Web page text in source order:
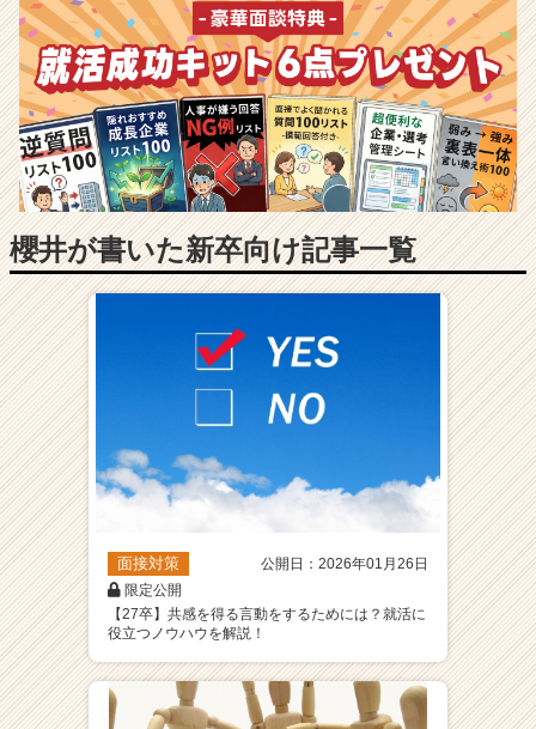
ン
チ
ャ
ー・
成
長
企
業
か
ら
ス
カ
ト
が
届
活
サ
キ
ャ
リ
ア
（C
櫻井が書いた新卒向け記事一覧
面接対策
公開日：2026年01月26日
限定公開
【27卒】共感を得る言動をするためには？就活に
役立つノウハウを解説！